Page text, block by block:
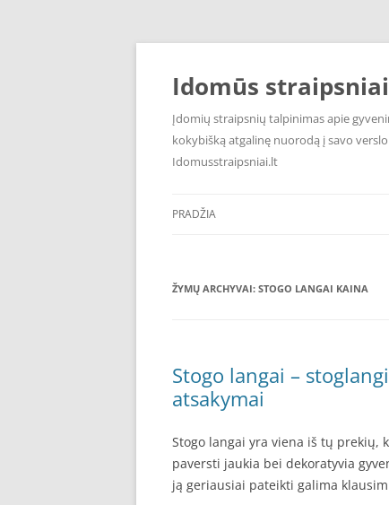
Pereiti
turinio
Idomūs straipsniai
Įdomių straipsnių talpinimas apie
kokybišką atgalinę nuorodą į savo
Idomusstraipsniai.lt
PRADŽIA
ŽYMŲ ARCHYVAI: STOGO LANGAI KAINA
Stogo langai –
atsakymai
Stogo langai yra viena iš tų
paversti jaukia bei dekoratyvia
ją geriausiai pateikti galima